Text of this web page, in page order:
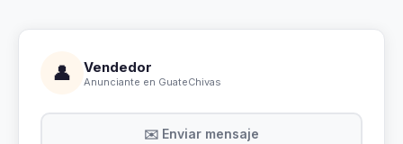
👤 Vendedor
Anunciante en GuateChivas
✉️ Enviar mensaje